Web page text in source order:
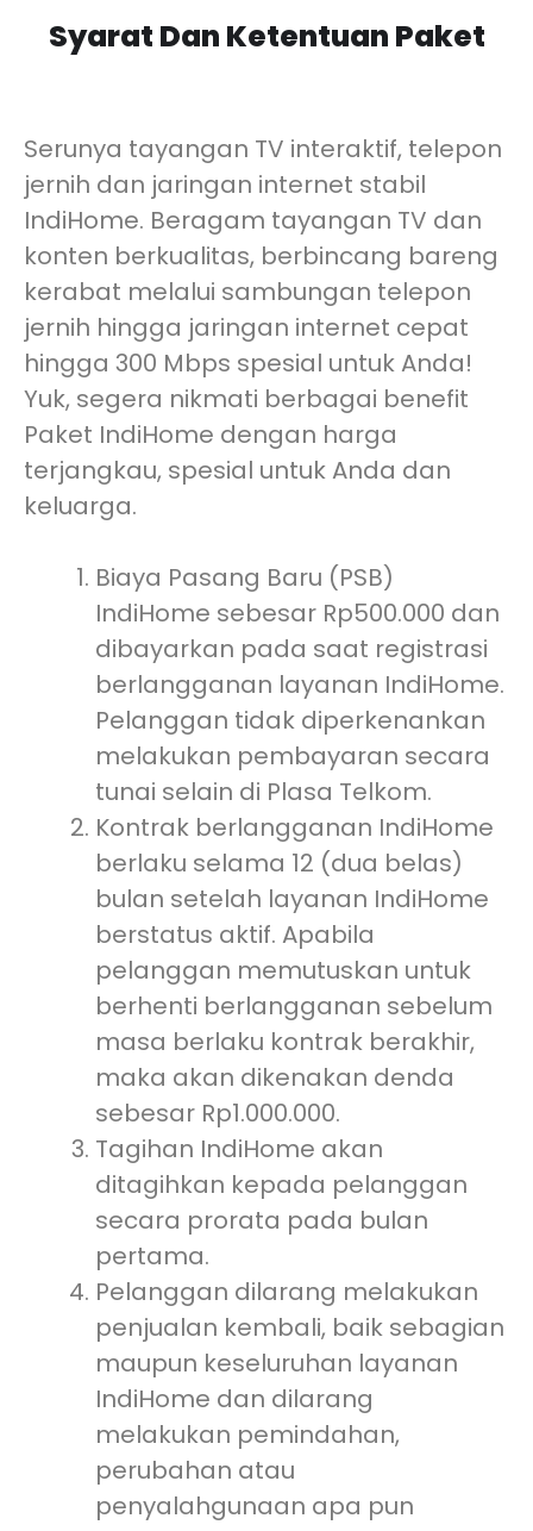
Syarat Dan Ketentuan Paket
Serunya tayangan TV interaktif, telepon
jernih dan jaringan internet stabil
IndiHome. Beragam tayangan TV dan
konten berkualitas, berbincang bareng
kerabat melalui sambungan telepon
jernih hingga jaringan internet cepat
hingga 300 Mbps spesial untuk Anda!
Yuk, segera nikmati berbagai benefit
Paket IndiHome dengan harga
terjangkau, spesial untuk Anda dan
keluarga.
Biaya Pasang Baru (PSB)
IndiHome sebesar Rp500.000 dan
dibayarkan pada saat registrasi
berlangganan layanan IndiHome.
Pelanggan tidak diperkenankan
melakukan pembayaran secara
tunai selain di Plasa Telkom.
Kontrak berlangganan IndiHome
berlaku selama 12 (dua belas)
bulan setelah layanan IndiHome
berstatus aktif. Apabila
pelanggan memutuskan untuk
berhenti berlangganan sebelum
masa berlaku kontrak berakhir,
maka akan dikenakan denda
sebesar Rp1.000.000.
Tagihan IndiHome akan
ditagihkan kepada pelanggan
secara prorata pada bulan
pertama.
Pelanggan dilarang melakukan
penjualan kembali, baik sebagian
maupun keseluruhan layanan
IndiHome dan dilarang
melakukan pemindahan,
perubahan atau
penyalahgunaan apa pun